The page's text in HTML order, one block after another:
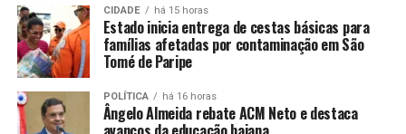
CIDADE há 15 horas
Estado inicia entrega de cestas básicas para
famílias afetadas por contaminação em São
Tomé de Paripe
POLÍTICA há 16 horas
Ângelo Almeida rebate ACM Neto e destaca